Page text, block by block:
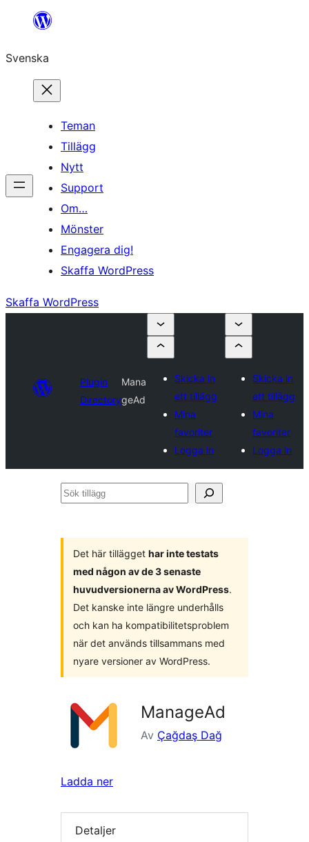
Hoppa
innehåll
Svenska
Teman
Tillägg
Nytt
Support
Om…
Mönster
Engagera dig!
Skaffa WordPress
Skaffa WordPress
Plugin
Directory
Mana
geAd
Skicka in
ett tillägg
Mina
favoriter
Logga in
Skicka in
ett tillägg
Mina
favoriter
Logga in
Sök
Det här tillägget har inte testats
med någon av de 3 senaste
huvudversionerna av WordPress.
Det kanske inte längre underhålls
och kan ha kompatibilitetsproblem
när det används tillsammans med
nyare versioner av WordPress.
ManageAd
Av Çağdaş Dağ
Ladda ner
Detaljer